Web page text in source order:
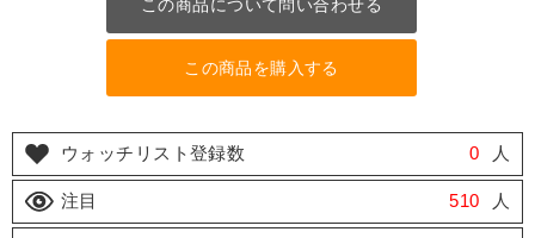
この商品について問い合わせる
この商品を購入する
ウォッチリスト登録数 0 人
注目 510 人